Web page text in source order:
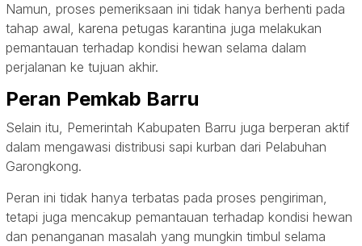
Namun, proses pemeriksaan ini tidak hanya berhenti pada
tahap awal, karena petugas karantina juga melakukan
pemantauan terhadap kondisi hewan selama dalam
perjalanan ke tujuan akhir.
Peran Pemkab Barru
Selain itu, Pemerintah Kabupaten Barru juga berperan aktif
dalam mengawasi distribusi sapi kurban dari Pelabuhan
Garongkong.
Peran ini tidak hanya terbatas pada proses pengiriman,
tetapi juga mencakup pemantauan terhadap kondisi hewan
dan penanganan masalah yang mungkin timbul selama